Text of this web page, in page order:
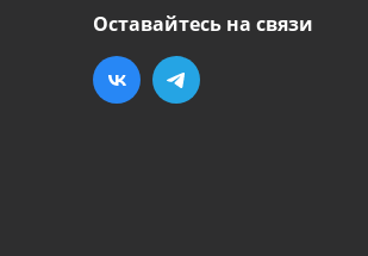
Оставайтесь на связи